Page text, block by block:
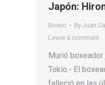
Japón:
Boxeo By Juan
Leave a comment
Murió
Tokio.- El